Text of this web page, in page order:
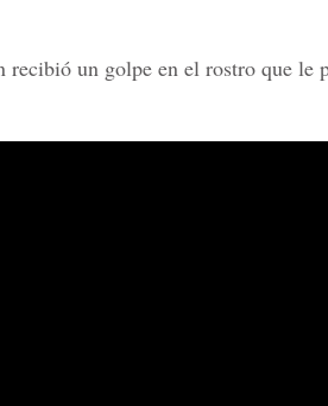
un golpe en el rostro que le